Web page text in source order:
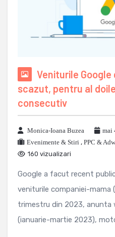
Veniturile Google
scazut, pentru al
consecutiv
Monica-Ioana Buzea
mai
Evenimente & Stiri , PPC &
160 vizualizari
Google a facut recent
veniturile companiei-mama
trimestru din 2023, anunta
(ianuarie-martie 2023),